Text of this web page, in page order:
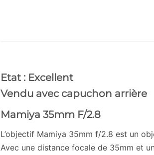
Etat : Excellent
Vendu avec capuchon arrière
Mamiya 35mm F/2.8
L’objectif Mamiya 35mm f/2.8 est un
Avec une distance focale de 35mm et